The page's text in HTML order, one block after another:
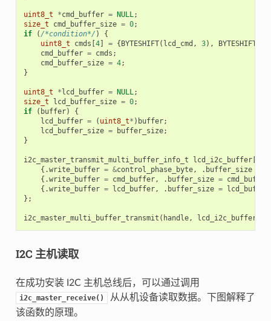
uint8_t *cmd_buffer = NULL ;
size_t
cmd_buffer_size = 0;
if
( /*condition*/ )
{
uint8_t
cmds [4] = {BYTESHIFT( lcd_cmd , 3), BYTESHIFT
cmd_buffer = cmds ;
cmd_buffer_size = 4;
}
uint8_t *lcd_buffer = NULL ;
size_t
lcd_buffer_size = 0;
if
( buffer)
{
lcd_buffer = ( uint8_t* ) buffer;
lcd_buffer_size = buffer_size;
}
i2c_master_transmit_multi_buffer_info_t lcd_i2c_buffer[
{.write_buffer = &control_phase_byte, . buffer_size
{.write_buffer = cmd_buffer, . buffer_size =
{.write_buffer = lcd_buffer, . buffer_size =
};
i2c_master_multi_buffer_transmit ( handle, lcd_i2c_buffer
I2C 主机读取
在成功安装 I2C 主机总线后，可以通过调用
i2c_master_receive()
从从机设备读取数据。下图解释了
该函数的原理。